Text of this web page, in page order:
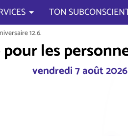
TON
12.6.
les
vendredi 7 août 2026